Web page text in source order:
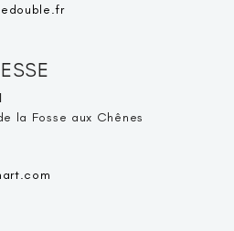
la Fosse aux Chênes